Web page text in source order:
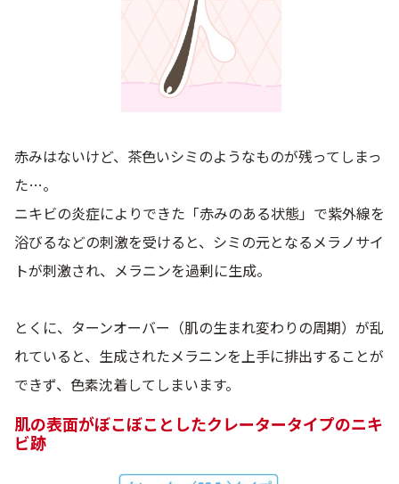
赤みはないけど、茶色いシミのようなものが残ってしまっ
た…。
ニキビの炎症によりできた「赤みのある状態」で紫外線を
浴びるなどの刺激を受けると、シミの元となるメラノサイ
トが刺激され、メラニンを過剰に生成。
とくに、ターンオーバー（肌の生まれ変わりの周期）が乱
れていると、生成されたメラニンを上手に排出することが
できず、色素沈着してしまいます。
肌の表面がぼこぼことしたクレータータイプのニキ
ビ跡